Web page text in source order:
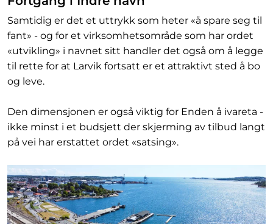
Samtidig er det et uttrykk som heter «å spare seg til
fant» - og for et virksomhetsområde som har ordet
«utvikling» i navnet sitt handler det også om å legge
til rette for at Larvik fortsatt er et attraktivt sted å bo
og leve.
Den dimensjonen er også viktig for Enden å ivareta -
ikke minst i et budsjett der skjerming av tilbud langt
på vei har erstattet ordet «satsing».